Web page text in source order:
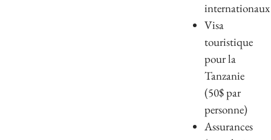
internationaux
Visa
touristique
pour la
Tanzanie
(50$ par
personne)
Assurances